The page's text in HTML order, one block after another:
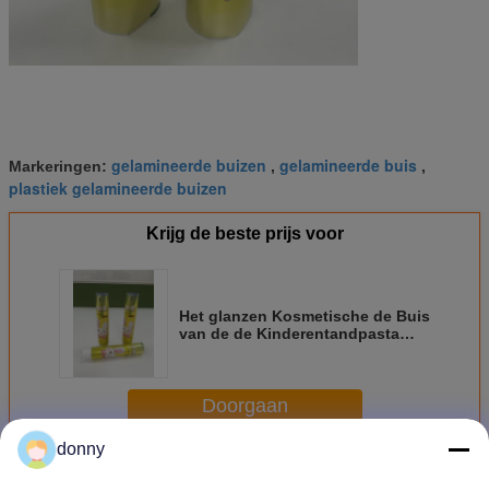
Markeringen: gelamineerde buizen , gelamineerde buis ,
plastiek gelamineerde buizen
Krijg de beste prijs voor
Het glanzen Kosmetische de Buis
van de de Kinderentandpasta
Doorgaan
Meer Gelamineerde Buis
donny